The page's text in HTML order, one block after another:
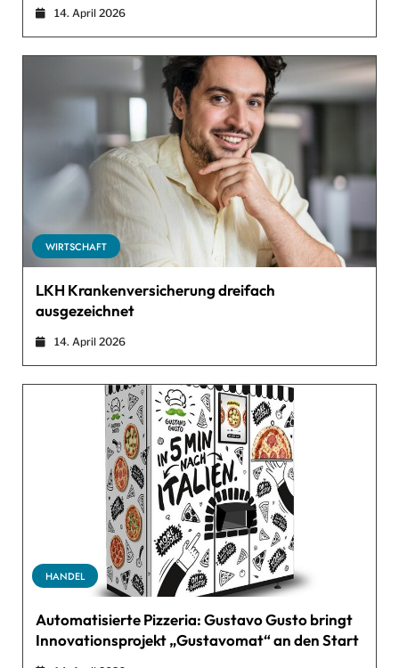
14. April 2026
WIRTSCHAFT
LKH Krankenversicherung dreifach
ausgezeichnet
14. April 2026
HANDEL
Automatisierte Pizzeria: Gustavo Gusto bringt
Innovationsprojekt „Gustavomat“ an den Start